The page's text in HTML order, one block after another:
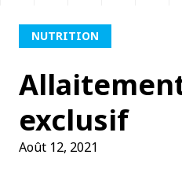
NUTRITION
exclusif
Août 12, 2021